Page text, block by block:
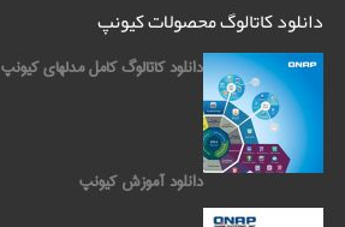
دانلود کاتالوگ محصولات کیونپ
دانلود کاتالوگ کامل مدلهای کیونپ
دانلود آموزش کیونپ